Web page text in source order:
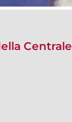
Centrale